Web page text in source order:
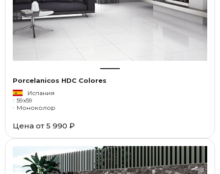
Porcelanicos HDC Colores
Испания
59x59
Моноколор
Цена от 5 990 ₽